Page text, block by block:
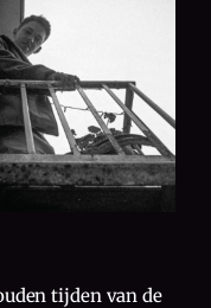
tijden van de